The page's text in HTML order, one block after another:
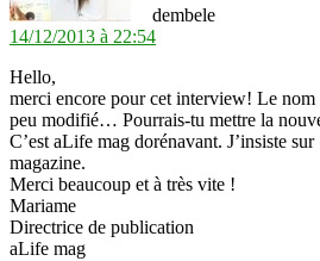
dembele
14/12/2013 à 22:54
Hello,
merci encore pour cet interview! Le nom
peu modifié… Pourrais-tu mettre la
C’est aLife mag dorénavant. J’insiste
magazine.
Merci beaucoup et à très vite !
Mariame
Directrice de publication
aLife mag